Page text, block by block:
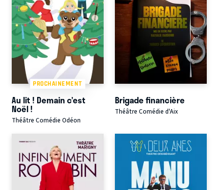
PROCHAINEMENT
Au lit ! Demain c’est
Noël !
Théâtre Comédie Odéon
Brigade financière
Théâtre Comédie d'Aix